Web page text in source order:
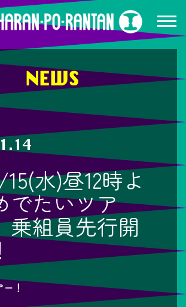
NEWS
水)昼12時よ
でたいツア
乗組員先行開
！